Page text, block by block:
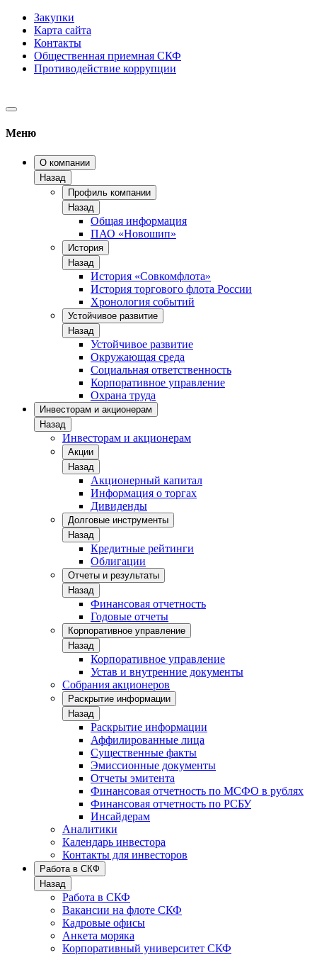
Закупки
Карта сайта
Контакты
Общественная приемная СКФ
Противодействие коррупции
Меню
О компании
Назад
Профиль компании
Назад
Общая информация
ПАО «Новошип»
История
Назад
История «Совкомфлота»
История торгового флота России
Хронология событий
Устойчивое развитие
Назад
Устойчивое развитие
Окружающая среда
Социальная ответственность
Корпоративное управление
Охрана труда
Инвесторам и акционерам
Назад
Инвесторам и акционерам
Акции
Назад
Акционерный капитал
Информация о торгах
Дивиденды
Долговые инструменты
Назад
Кредитные рейтинги
Облигации
Отчеты и результаты
Назад
Финансовая отчетность
Годовые отчеты
Корпоративное управление
Назад
Корпоративное управление
Устав и внутренние документы
Собрания акционеров
Раскрытие информации
Назад
Раскрытие информации
Аффилированные лица
Существенные факты
Эмиссионные документы
Отчеты эмитента
Финансовая отчетность по МСФО в рублях
Финансовая отчетность по РСБУ
Инсайдерам
Аналитики
Календарь инвестора
Контакты для инвесторов
Работа в СКФ
Назад
Работа в СКФ
Вакансии на флоте СКФ
Кадровые офисы
Анкета моряка
Корпоративный университет СКФ